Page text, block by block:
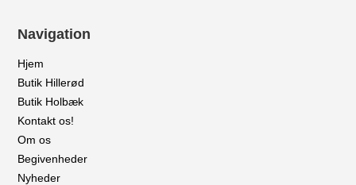
Navigation
Hjem
Butik Hillerød
Butik Holbæk
Kontakt os!
Om os
Begivenheder
Nyheder